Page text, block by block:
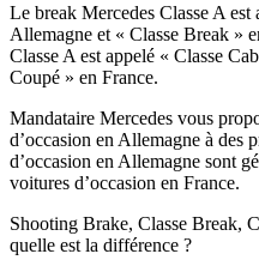
Le break Mercedes Classe A
Allemagne et « Classe Break »
Classe A est appelé « Classe
Coupé » en France.
Mandataire Mercedes vous
d’occasion en Allemagne à des
d’occasion en Allemagne sont
voitures d’occasion en France.
Shooting Brake, Classe Break,
quelle est la différence ?